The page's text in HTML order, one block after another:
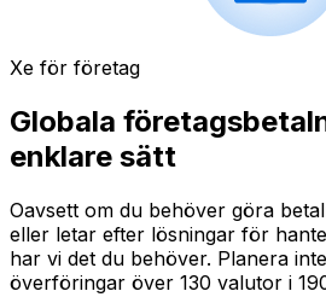
Xe för företag
Globala
enklare sätt
Oavsett om du behöver göra
eller letar efter lösningar för
har vi det du behöver. Planera
överföringar över 130 valutor i